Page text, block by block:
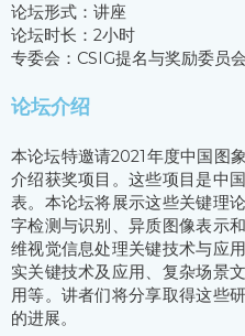
论坛形式：讲座
论坛时长：2小时
专委会：CSIG提名与奖励委员会
论坛介绍
本论坛特邀请2021年度中国图
介绍获奖项目。这些项目是中
表。本论坛将展示这些关键理
字检测与识别、异质图像表示
维视觉信息处理关键技术与应
实关键技术及应用、复杂场景
用等。讲者们将分享取得这些
的进展。